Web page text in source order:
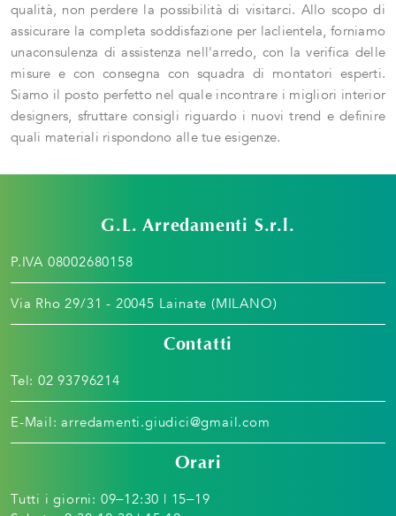
qualità, non perdere la possibilità di visitarci. Allo scopo di
assicurare la completa soddisfazione per laclientela, forniamo
unaconsulenza di assistenza nell'arredo, con la verifica delle
misure e con consegna con squadra di montatori esperti.
Siamo il posto perfetto nel quale incontrare i migliori interior
designers, sfruttare consigli riguardo i nuovi trend e definire
quali materiali rispondono alle tue esigenze.
G.L. Arredamenti S.r.l.
P.IVA 08002680158
Via Rho 29/31 - 20045 Lainate (MILANO)
Contatti
Tel: 02 93796214
E-Mail: arredamenti.giudici@gmail.com
Orari
Tutti i giorni: 09–12:30 | 15–19